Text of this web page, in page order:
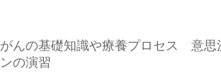
がんの基礎知識や療養プロセス 意思
ンの演習